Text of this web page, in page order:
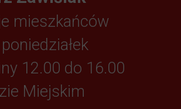
mieszkańców
12.00 do 16.00
Miejskim